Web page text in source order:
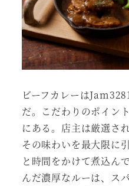
ビーフカレーは
だ。こだわりのポイン
にある。店主は厳選さ
その味わいを最大限に
と時間をかけて煮込ん
んだ濃厚なルーは、ス